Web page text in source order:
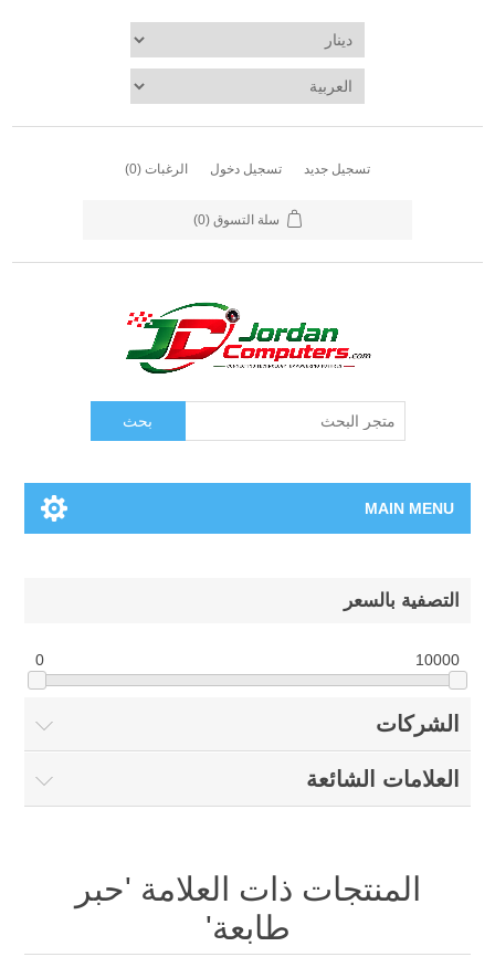
تسجيل جديد تسجيل دخول الرغبات (0)
سلة التسوق (0)
بحث
MAIN MENU
العلامات التجارية
00962-79-5215817
تسوق وفق الماركة
المدونة
التصفية بالسعر
0 10000
الشركات
العلامات الشائعة
المنتجات ذات العلامة 'حبر
طابعة'